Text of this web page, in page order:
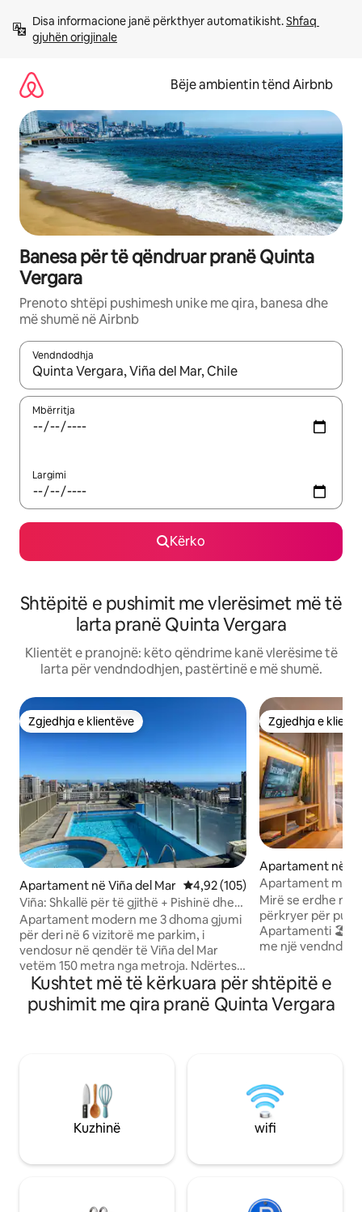
përmbajtja
Disa informacione janë përkthyer automatikisht. Shfaq
gjuhën origjinale
Bëje ambientin tënd Airbnb
Banesa për të qëndruar pranë Quinta
Vergara
Prenoto shtëpi pushimesh unike me qira, banesa dhe
më shumë në Airbnb
Vendndodhja
Kur rezultatet të jenë të disponueshme, lëviz me butonat e
Mbërritja
Largimi
Kërko
Shtëpitë e pushimit me vlerësimet më të
larta pranë Quinta Vergara
Klientët e pranojnë: këto qëndrime kanë vlerësime të
larta për vendndodhjen, pastërtinë e më shumë.
Zgjedhja e klientëve
Zgjedhja e klientëve
Apartament në Viña del Mar Vlerësimi mesatar 4,92 nga 5,
4,92 (105)
Viña: Shkallë për të gjithë + Pishinë dhe
parkim të përfshirë sot
Apartament modern me 3 dhoma gjumi
për deri në 6 vizitorë me parkim, i
vendosur në qendër të Viña del Mar
vetëm 150 metra nga metroja. Ndërtesa
përfshin 2 pishina, një hapësirë pune me
kafene, zona për barbecue, sauna,
xhakuzi, palestër dhe një sallë eventesh.
Shijo një qëndrim të rehatshëm me
shërbime të shkëlqyera dhe qasje të
lehtë në gjithçka që ofron qyteti. E
përkryer për vizita të gjata ose të
Zgjedhja e
Zgjedhja e
Apartament në
Apartament
me pamje nga
Mirë se erdhe në
përkryer për
Apartamenti 🏖️
me një
muze, ideale për
🌅 Veçoritë kryesore
panoramike
shpejtësi të lartë
inteligjent. -
Prenoto tani dhe
Kushtet më të kërkuara për shtëpitë e
pushimit me qira pranë Quinta Vergara
Kuzhinë wifi